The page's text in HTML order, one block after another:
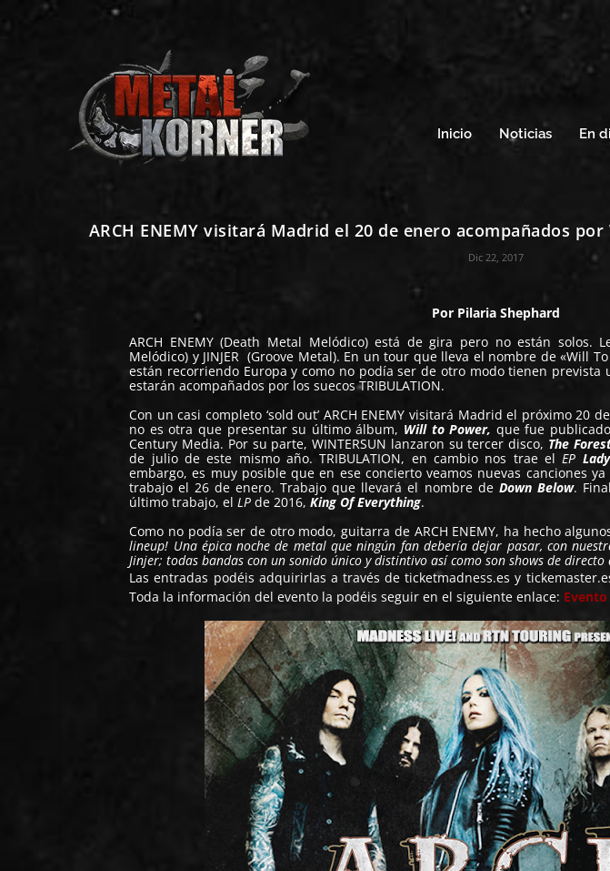
Inicio Noticias En
ARCH ENEMY visitará Madrid el 20 de enero acompañados por
Dic 22, 2017
Por Pilaria Shephard
ARCH ENEMY(Death Metal Melódico) está de gira pero no están solos.
Melódico) yJINJER (Groove Metal). En un tour que lleva el nombre de «Will
están recorriendo Europa y como no podía ser de otro modo tienen
estarán acompañados por los suecosTRIBULATION.
Con un casi completo ‘sold out’ ARCH ENEMY visitará Madrid el próximo 20
no es otra que presentar su último álbum, Will to Power, que fue
Century Media. Por su parte, WINTERSUN lanzaron su tercer disco, The
de julio de este mismo año. TRIBULATION, en cambio nos trae elEP
embargo, es muy posible que en ese concierto veamos nuevas canciones
trabajo el 26 de enero. Trabajo que llevará el nombre de Down Below.
último trabajo, elLPde 2016,King Of Everything.
Como no podía ser de otro modo, guitarra de ARCH ENEMY, ha hecho
lineup! Una épica noche de metal que ningún fan debería dejar pasar, con
Jinjer; todas bandas con un sonido único y distintivo así como son shows de
Las entradas podéis adquirirlas a través de ticketmadness.es y
Toda la información del evento la podéis seguir en el siguiente enlace: